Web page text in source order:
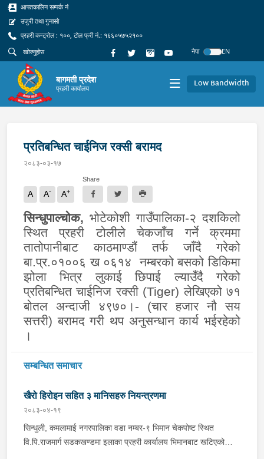
आपतकालिन सम्पर्क नं
उजुरी तथा गुनासो
प्रहरी कन्ट्रोल : १००, टोल फ्री नं.: १६६०५७५२१००
नेपा
EN
बागमती प्रदेश
प्रहरी कार्यालय Low Bandwidth
प्रतिबन्धित चाईनिज रक्सी बरामद
२०८३-०३-१७
A A- A+
Share
सिन्धुपाल्चोक, भोटेकोशी गाउँपालिका-२ दशकिलो
स्थित प्रहरी टोलीले चेकजाँच गर्ने क्रममा
तातोपानीबाट काठमाण्डौं तर्फ जाँदै गरेको
बा.प्र.०१००६ ख ०६१४ नम्बरको बसको डिकिमा
झोला भित्र लुकाई छिपाई ल्याउँदै गरेको
प्रतिबन्धित चाईनिज रक्सी (Tiger) लेखिएको ७१
बोतल अन्दाजी ४९७०।- (चार हजार नौ सय
सत्तरी) बरामद गरी थप अनुसन्धान कार्य भईरहेको
।
सम्बन्धित समाचार
खैरो हिरोइन सहित ३ मानिसहरु नियन्त्रणमा
२०८३-०४-१९
सिन्धुली, कमलामाई नगरपालिका वडा नम्बर-९ भिमान चेकपोष्ट स्थित
वि.पि.राजमार्ग सडकखण्डमा इलाका प्रहरी कार्यालय भिमानबाट खटिएको